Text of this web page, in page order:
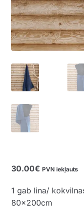
30.00€ PVN iekļauts
1 gab lina/
80x200cm